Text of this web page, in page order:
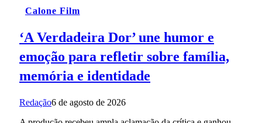
Calone Film
‘A Verdadeira Dor’ une humor e
emoção para refletir sobre família,
memória e identidade
Redação6 de agosto de 2026